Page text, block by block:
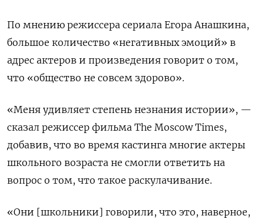
По мнению режиссера сериала Егора Анашкина,
большое количество «негативных эмоций» в
адрес актеров и произведения говорит о том,
что «общество не совсем здорово».
«Меня удивляет степень незнания истории», —
сказал режиссер фильма The Moscow Times,
добавив, что во время кастинга многие актеры
школьного возраста не смогли ответить на
вопрос о том, что такое раскулачивание.
«Они [школьники] говорили, что это, наверное,